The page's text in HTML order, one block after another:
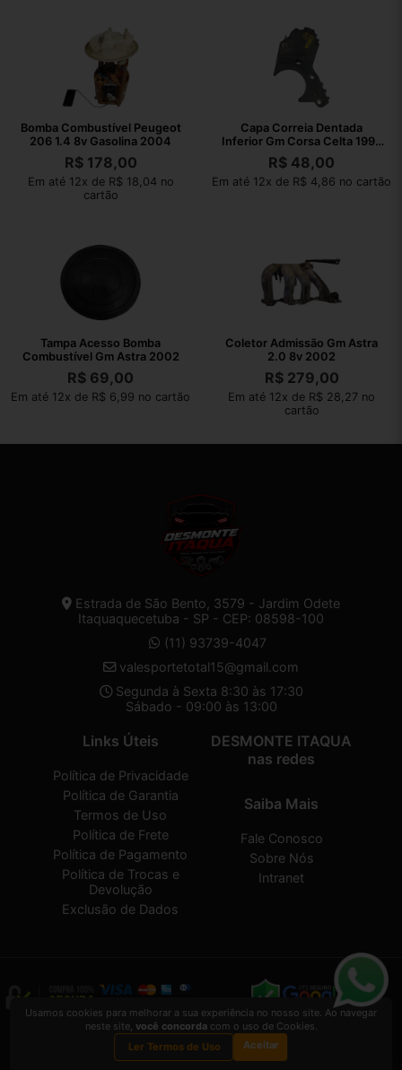
Bomba Combustível Peugeot
206 1.4 8v Gasolina 2004
R$178,00
Em até 12x de R$ 18,04 no
cartão
Capa Correia Dentada
Inferior Gm Corsa Celta 1995
2009
R$ 48,00
Em até 12x de R$ 4,86 no cartão
Tampa Acesso Bomba
Combustível Gm Astra 2002
R$ 69,00
Em até 12x de R$ 6,99 no cartão
Coletor Admissão Gm Astra
2.0 8v 2002
R$279,00
Em até 12x de R$ 28,27 no
cartão
Estrada de São Bento, 3579 - Jardim Odete
Itaquaquecetuba - SP - CEP: 08598-100
(11) 93739-4047
valesportetotal15@gmail.com
Segunda à Sexta 8:30 às 17:30
Sábado - 09:00 às 13:00
Links Úteis
Política de Privacidade
Política de Garantia
Termos de Uso
Política de Frete
Política de Pagamento
Política de Trocas e
Devolução
Exclusão de Dados
DESMONTE ITAQUA
nas redes
Saiba Mais
Fale Conosco
Sobre Nós
Intranet
DESMONTE ITAQUA2026 CREATED BYVAAPT
é uma empresa inscrita no CNPJ
Usamos cookies para melhorar a sua experiência no nosso site. Ao navegar
neste site, você concordacom o uso de Cookies.
Ler Termos de Uso
Aceitar